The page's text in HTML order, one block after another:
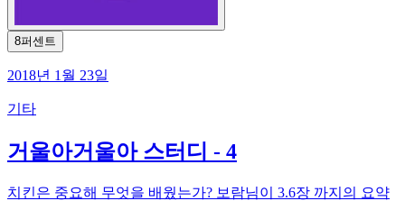
8퍼센트
2018년 1월 23일
기타
거울아거울아 스터디 - 4
치킨은 중요해 무엇을 배웠는가? 보람님이 3.6장 까지의 요약